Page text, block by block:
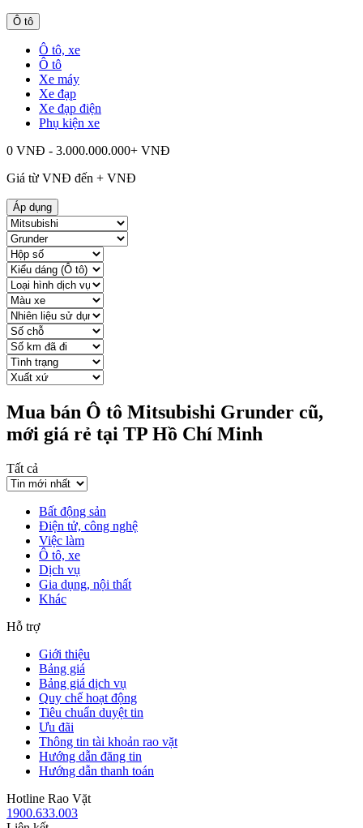
Ô tô
Ô tô, xe
Ô tô
Xe máy
Xe đạp
Xe đạp điện
Phụ kiện xe
0 VNĐ - 3.000.000.000+ VNĐ
Giá từ VNĐ đến + VNĐ
Áp dụng
Mua bán Ô tô Mitsubishi Grunder cũ,
mới giá rẻ tại TP Hồ Chí Minh
Tất cả
Bất động sản
Điện tử, công nghệ
Việc làm
Ô tô, xe
Dịch vụ
Gia dụng, nội thất
Khác
Hỗ trợ
Giới thiệu
Bảng giá
Bảng giá dịch vụ
Quy chế hoạt động
Tiêu chuẩn duyệt tin
Ưu đãi
Thông tin tài khoản rao vặt
Hướng dẫn đăng tin
Hướng dẫn thanh toán
Hotline Rao Vặt
1900.633.003